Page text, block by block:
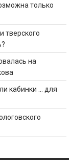
только
тверского
на
кабинки … для